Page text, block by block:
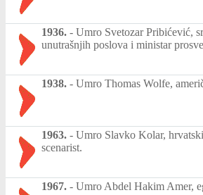
1936. - Umro Svetozar Pribićević,
unutrašnjih poslova i ministar
1938. - Umro Thomas Wolfe,
1963. - Umro Slavko Kolar,
scenarist.
1967. - Umro Abdel Hakim Amer,